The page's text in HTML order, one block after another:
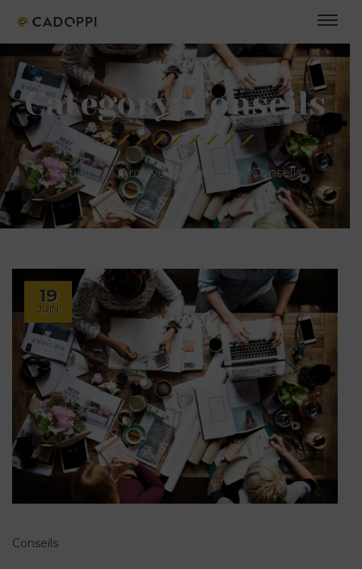
Category: Conseils
Accueil Archive by Category "Conseils"
19
JUIN
Conseils